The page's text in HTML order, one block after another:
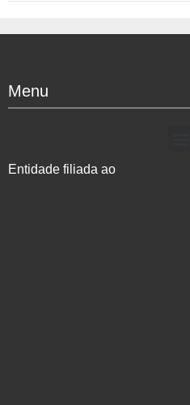
Menu
Entidade filiada ao